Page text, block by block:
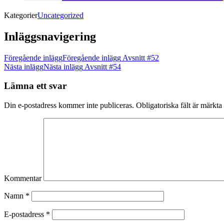
KategorierUncategorized
Inläggsnavigering
Föregående inläggFöregående inlägg Avsnitt #52
Nästa inläggNästa inlägg Avsnitt #54
Lämna ett svar
Din e-postadress kommer inte publiceras. Obligatoriska fält är märkta
Kommentar
Namn *
E-postadress *